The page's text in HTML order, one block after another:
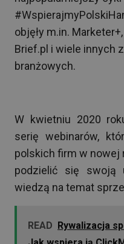
objęły m.in.
Brief.pl i wiele innych
branżowych.
W kwietniu 2020
serię webinarów,
polskich firm w
podzielić się swoją
wiedzą na temat
READ Rywalizacja